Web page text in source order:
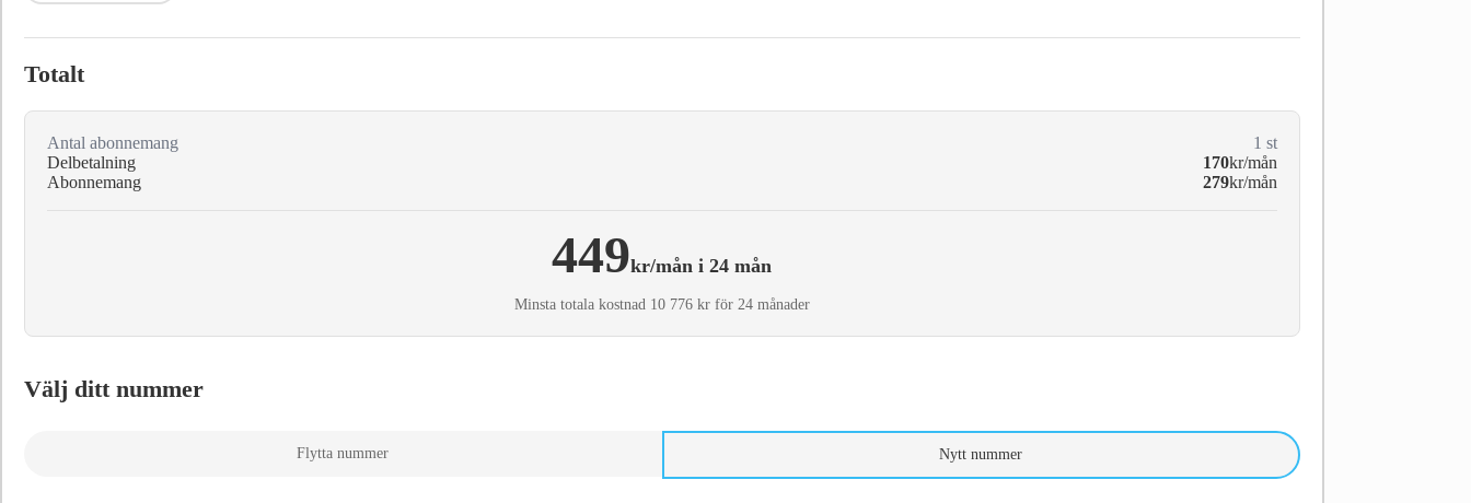
Totalt
Antal abonnemang 1 st
Delbetalning
170kr/mån
Abonnemang
279kr/mån
449kr/mån i 24 mån
Minsta totala kostnad 10 776 kr för 24 månader
Välj ditt nummer
Flytta nummer Nytt nummer